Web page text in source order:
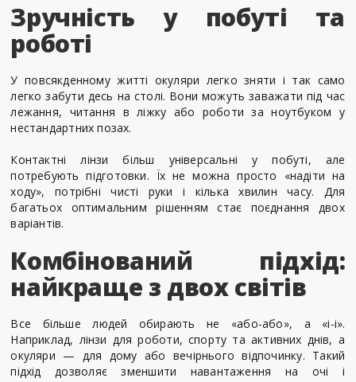
Зручність у побуті та
роботі
У повсякденному житті окуляри легко зняти і так само
легко забути десь на столі. Вони можуть заважати під час
лежання, читання в ліжку або роботи за ноутбуком у
нестандартних позах.
Контактні лінзи більш універсальні у побуті, але
потребують підготовки. Їх не можна просто «надіти на
ходу», потрібні чисті руки і кілька хвилин часу. Для
багатьох оптимальним рішенням стає поєднання двох
варіантів.
Комбінований підхід:
найкраще з двох світів
Все більше людей обирають не «або-або», а «і-і».
Наприклад, лінзи для роботи, спорту та активних днів, а
окуляри — для дому або вечірнього відпочинку. Такий
підхід дозволяє зменшити навантаження на очі і